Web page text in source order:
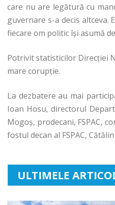
care nu are legătură cu
guvernare s-a decis
fiecare om politic își asumă
Potrivit statisticilor Direcției
mare corupție.
La dezbatere au mai
Ioan Hosu, directorul
Mogoș, prodecani, FSPAC,
fostul decan al FSPAC,
ULTIMELE